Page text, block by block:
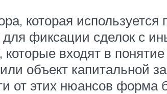
которая
фиксации сделок с
которые входят в
объект капитальной
от этих нюансов форма